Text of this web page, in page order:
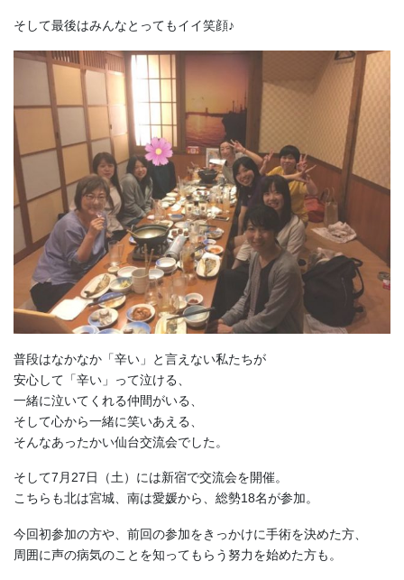
そして最後はみんなとってもイイ笑顔♪
普段はなかなか「辛い」と言えない私たちが
安心して「辛い」って泣ける、
一緒に泣いてくれる仲間がいる、
そして心から一緒に笑いあえる、
そんなあったかい仙台交流会でした。
そして7月27日（土）には新宿で交流会を開催。
こちらも北は宮城、南は愛媛から、総勢18名が参加。
今回初参加の方や、前回の参加をきっかけに手術を決めた方、
周囲に声の病気のことを知ってもらう努力を始めた方も。